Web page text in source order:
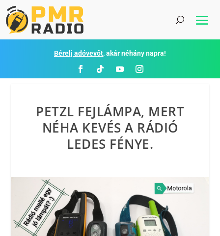
Bérelj adóvevőt, akár néhány napra!
PETZL FEJLÁMPA, MERT
NÉHA KEVÉS A RÁDIÓ
LEDES FÉNYE.